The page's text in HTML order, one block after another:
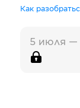
Как
5 июля —